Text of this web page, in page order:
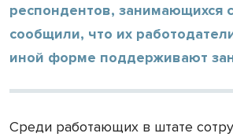
респондентов, занимающихся
сообщили, что их
иной форме поддерживают
Среди работающих в штате